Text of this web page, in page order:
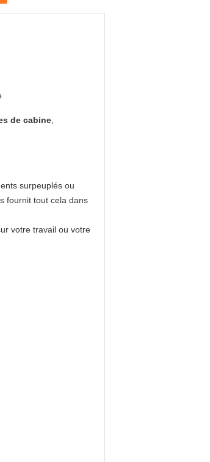
de cabine
surpeuplés ou
fournit tout cela dans
votre travail ou votre